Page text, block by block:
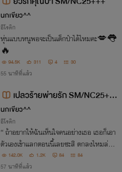
นกเขียว^^
อีโรติก
หุ่นแบบหนูพอจะเป็นเด็กป๋าได้ไหมคะ💋👅
🔥
94.5K 311 4 30
55 นาทีที่แล้ว
เปลวร้ายพ่ายรัก SM/NC25++
+
นกเขียว^^
อีโรติก
“ ถ้าอยากให้ฉันเห็นใจคนอย่างเธอ เธอก็เอา
ตัวเองเข้าแลกตอนนี้เลยซะสิ ตกลงไหมล่ะเค
ทธิกา? ” “ ห้ะ!! ….พะ….พูดแบบนี้ออกมาไ
142.0K 1.2K 84 84
57 นาทีที่แล้ว